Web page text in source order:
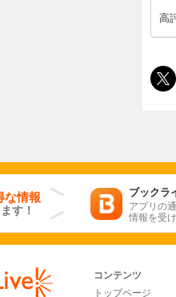
高
な情報
す！
ブックラ
アプリの
情報を受
コンテンツ
トップページ